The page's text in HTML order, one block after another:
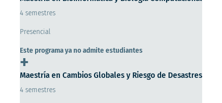
4 semestres
Presencial
Este programa ya no admite estudiantes
+
Maestría en Cambios Globales y Riesgo de Desastres
4 semestres